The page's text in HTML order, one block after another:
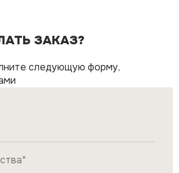
ЗАКАЗ?
следующую форму,